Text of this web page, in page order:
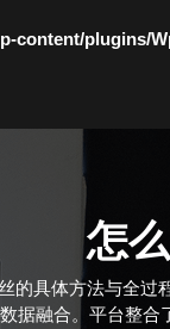
plugins/
怎
的具体方法与全
据融合。平台整